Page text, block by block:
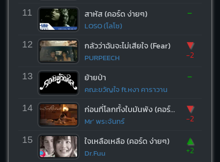
11 สาหัส (คอร์ด ง่ายๆ)
LOSO (โลโซ)
-
12 กลัวว่าฉันจะไม่เสียใจ (Fear)
PURPEECH
▼
-2
13 ย้ายป่า
คณะขวัญใจ ft.หงา คาราวาน
-
14 ก่อนที่โลกทั้งใบมันพัง (คอร์ด ง่ายๆ)
Mr’ พระจันทร์
▼
-2
15 ใจเหลือเหลือ (คอร์ด ง่ายๆ)
Dr.Fuu
▲
+2